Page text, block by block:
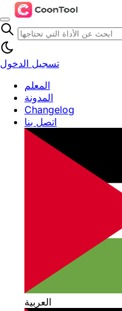
تسجيل الدخول
المعلم
المدونة
Changelog
اتصل بنا
العربية